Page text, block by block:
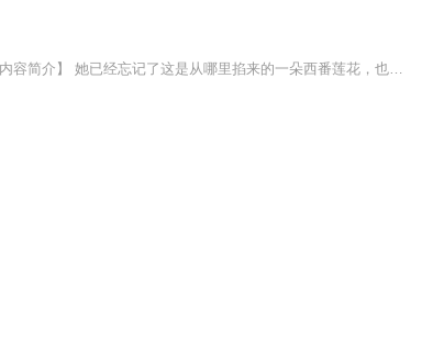
日更5集，不定期爆更！订阅可以收到更新提醒哦~ 【内容简介】 她已经忘记了这是从哪里掐来的一朵西番莲花，也忘记了为甚么就把它插到了自己的头发上。它不是绢花不是纸花不是假花，这是一朵真花，花瓣很密，红白相间，红是深红，白是雪白。她就在自己...